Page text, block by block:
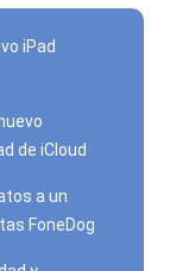
iPad
de iCloud
a un
FoneDog